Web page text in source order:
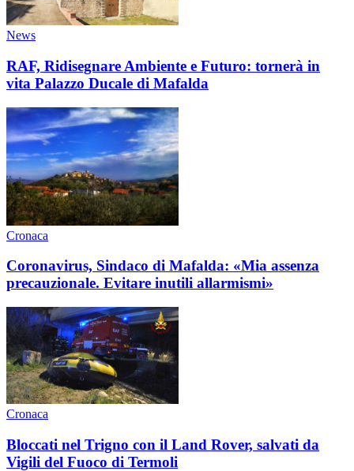
News
RAF, Ridisegnare Ambiente e Futuro: tornerà in
vita Palazzo Ducale di Mafalda
Cronaca
Coronavirus, Sindaco di Mafalda: «Mia assenza
precauzionale. Evitare inutili allarmismi»
Cronaca
Bloccati nel Trigno con il Land Rover, salvati da
Vigili del Fuoco di Termoli